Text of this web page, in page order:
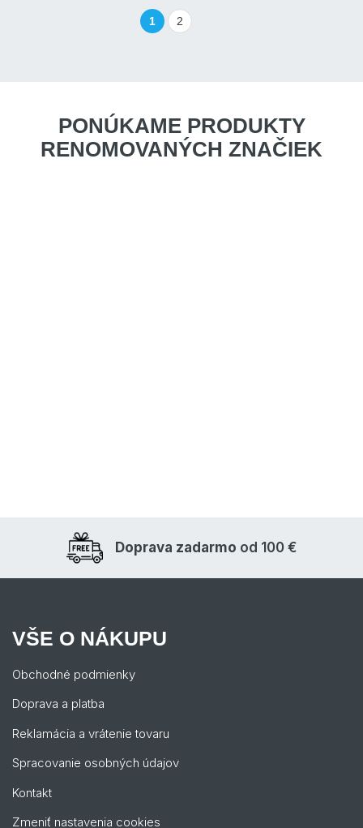
1 2
PONÚKAME PRODUKTY
RENOMOVANÝCH ZNAČIEK
Doprava zadarmo od 100 €
VŠE O NÁKUPU
Obchodné podmienky
Doprava a platba
Reklamácia a vrátenie tovaru
Spracovanie osobných údajov
Kontakt
Zmeniť nastavenia cookies